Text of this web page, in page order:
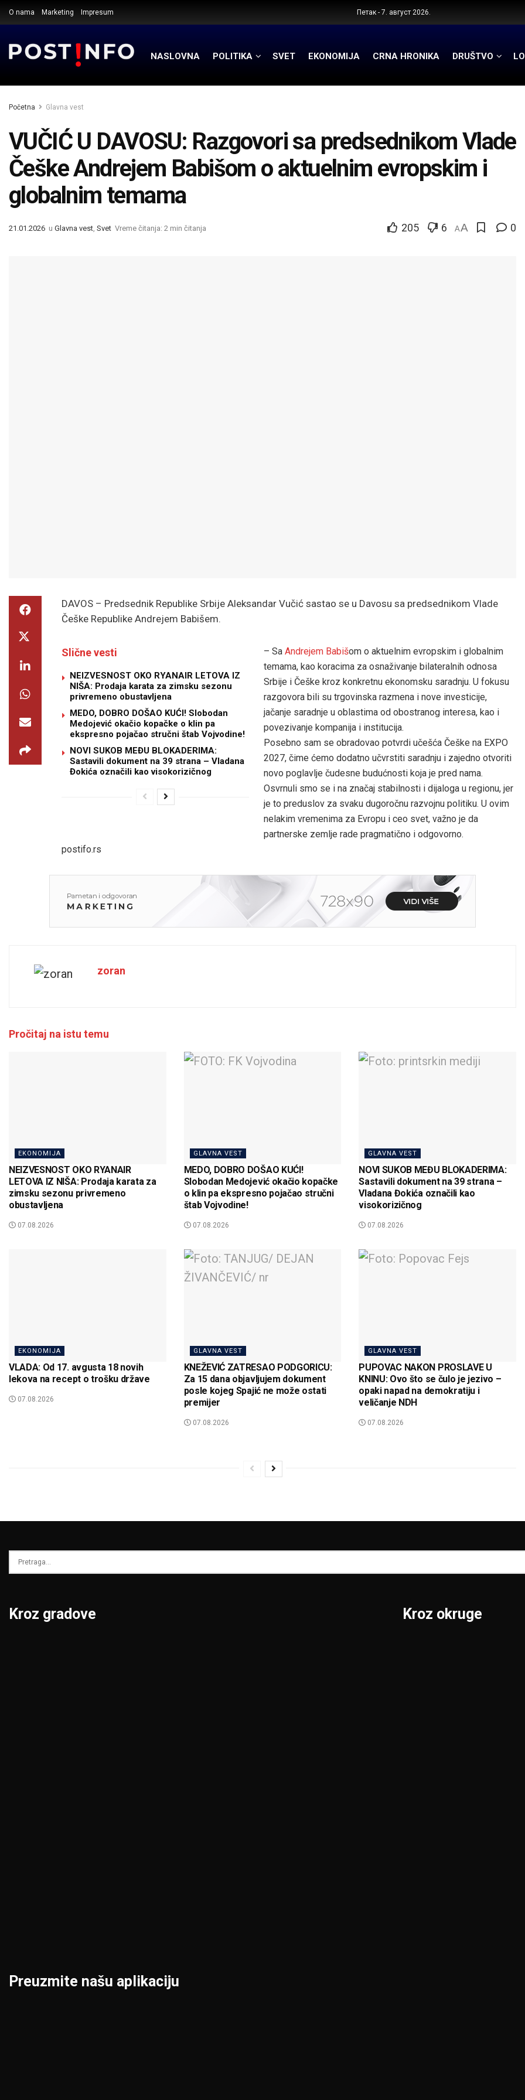
O nama Marketing Impresum Петак - 7. август 2026.
NASLOVNA POLITIKA SVET EKONOMIJA CRNA HRONIKA DRUŠTVO
Početna Glavna vest
VUČIĆ U DAVOSU: Razgovori sa predsednikom Vlade
Češke Andrejem Babišom o aktuelnim evropskim i
globalnim temama
21.01.2026 u Glavna vest, Svet Vreme čitanja: 2 min čitanja 205 6 AA 0
DAVOS – Predsednik Republike Srbije Aleksandar Vučić sastao se u Davosu sa predsednikom Vlade
Češke Republike Andrejem Babišem.
Slične vesti
NEIZVESNOST OKO RYANAIR LETOVA IZ
NIŠA: Prodaja karata za zimsku sezonu
privremeno obustavljena
MEDO, DOBRO DOŠAO KUĆI! Slobodan
Medojević okačio kopačke o klin pa
ekspresno pojačao stručni štab Vojvodine!
NOVI SUKOB MEĐU BLOKADERIMA:
Sastavili dokument na 39 strana – Vladana
Đokića označili kao visokorizičnog
– Sa Andrejem Babišom o aktuelnim evropskim i globalnim
temama, kao koracima za osnaživanje bilateralnih odnosa
Srbije i Češke kroz konkretnu ekonomsku saradnju. U fokusu
razgovora bili su trgovinska razmena i nove investicije,
jačanje saradnje u oblastima od obostranog interesa, kao i
povezivanje kompanija i institucija.
Posebno sam se obradovao potvrdi učešća Češke na EXPO
2027, čime ćemo dodatno učvrstiti saradnju i zajedno otvoriti
novo poglavlje čudesne budućnosti koja je pred nama.
Osvrnuli smo se i na značaj stabilnosti i dijaloga u regionu, jer
je to preduslov za svaku dugoročnu razvojnu politiku. U ovim
nelakim vremenima za Evropu i ceo svet, važno je da
partnerske zemlje rade pragmatično i odgovorno.
postifo.rs
zoran
Pročitaj na istu temu
EKONOMIJA
NEIZVESNOST OKO RYANAIR
LETOVA IZ NIŠA: Prodaja karata za
zimsku sezonu privremeno
obustavljena
07.08.2026
GLAVNA VEST
MEDO, DOBRO DOŠAO KUĆI!
Slobodan Medojević okačio kopačke
o klin pa ekspresno pojačao stručni
štab Vojvodine!
07.08.2026
GLAVNA VEST
NOVI SUKOB MEĐU BLOKADERIMA:
Sastavili dokument na 39 strana –
Vladana Đokića označili kao
visokorizičnog
07.08.2026
EKONOMIJA
VLADA: Od 17. avgusta 18 novih
lekova na recept o trošku države
07.08.2026
GLAVNA VEST
KNEŽEVIĆ ZATRESAO PODGORICU:
Za 15 dana objavljujem dokument
posle kojeg Spajić ne može ostati
premijer
07.08.2026
GLAVNA VEST
PUPOVAC NAKON PROSLAVE U
KNINU: Ovo što se čulo je jezivo –
opaki napad na demokratiju i
veličanje NDH
07.08.2026
Kroz gradove
Preuzmite našu aplikaciju
Kroz okruge